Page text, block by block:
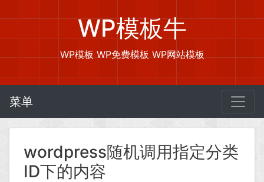
WP模板牛
WP模板 WP免费模板 WP网站模板
菜单
wordpress随机调用指定分类
ID下的内容